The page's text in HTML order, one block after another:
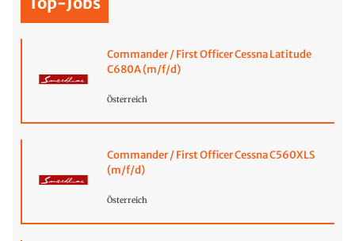
Commander / First Officer Cessna Latitude
C680A (m/f/d)
Österreich
Commander / First Officer Cessna C560XLS
(m/f/d)
Österreich